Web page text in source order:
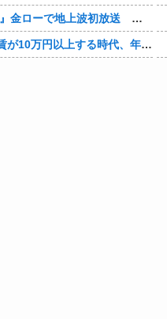
送 二宮和也「まさかテレビにまで迷い込んでしまうとは」
る時代、年金14万円前後だと賃貸の人は無理じゃね？